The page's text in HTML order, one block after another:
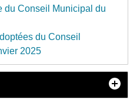
du Conseil Municipal du
du Conseil
2025